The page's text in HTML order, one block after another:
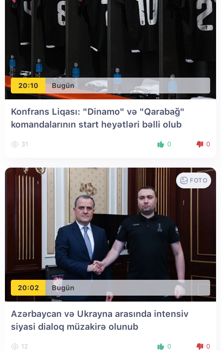
20:10 Bugün
Konfrans Liqası: "Dinamo" və "Qarabağ"
komandalarının start heyətləri bəlli olub
31 0 0
20:02 Bugün
FOTO
Azərbaycan və Ukrayna arasında intensiv
siyasi dialoq müzakirə olunub
12 0 0